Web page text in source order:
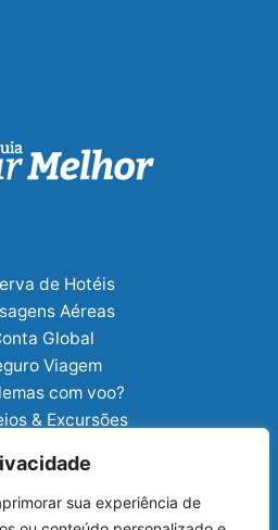
sua experiência de
de Hotéis
Aéreas
Global
Viagem
com voo?
& Excursões